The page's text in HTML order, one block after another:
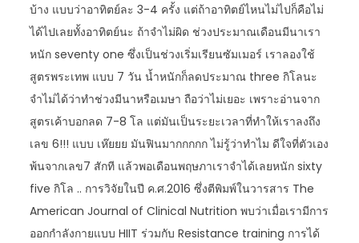
บ้าง แบบว่าอาทิตย์ละ 3-4 ครั้ง แต่ถ้าอาทิตย์ไหนไม่ไปก็คือไม่
ได้ไปเลยทั้งอาทิตย์นะ ถ้าจำไม่ผิด ช่วงประมาณเดือนมีนาเรา
หนัก seventy one ซึ่งเป็นช่วงเริ่มเรียนซัมเมอร์ เราลองใช้
สูตรพระเทพ แบบ 7 วัน น้ำหนักก็ลดประมาณ three กิโลนะ
จำไม่ได้ว่าทำช่วงมีนาหรือเมษา ถือว่าไม่เยอะ เพราะอ่านจาก
สูตรเค้าบอกลด 7-8 โล แต่มันเป็นระยะเวลาที่ทำให้เราลงถึง
เลข 6!!! แบบ เห๊ยยย มันฟินมากกกกก ไม่รู้ว่าทำไม ดีใจที่ตัวเอง
พ้นจากเลข7 สักที แล้วพอเดือนพฤษภาเราจำได้เลยหนัก sixty
five กิโล .. การวิจัยในปี ค.ศ.2016 ซึ่งตีพิมพ์ในวารสาร The
American Journal of Clinical Nutrition พบว่าเมื่อเรามีการ
ออกกำลังกายแบบ HIIT ร่วมกับ Resistance training การได้